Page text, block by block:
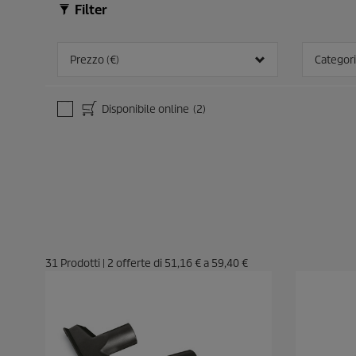
Filter
Prezzo (€)
Disponibile online (2)
31 Prodotti | 2 offerte di 51,16 €a 59,40 €